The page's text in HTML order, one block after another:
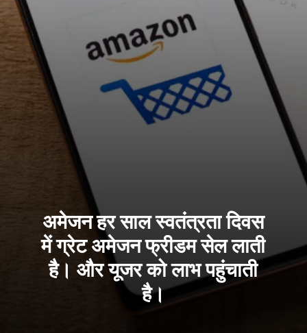
अमेजन हर साल स्वतंत्रता दिवस
में ग्रेट अमेजन फ्रीडम सेल लाती
है। और यूजर को लाभ पहुंचाती
है।